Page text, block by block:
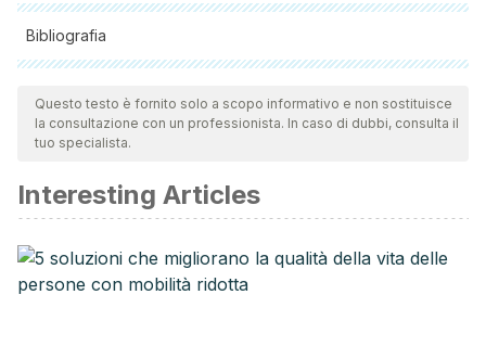
Bibliografia
Tutte le fonti citate sono state esaminate a fondo dal nostro
team per garantirne la qualità, l'affidabilità, l'attualità e la
validità. La bibliografia di questo articolo è stata considerata
Academía de Nutrición y Dietética de Estados Unidos.
(2019). “Negative-Calorie Foods” Still
Count.https://www.eatright.org/health/weight-loss/fad-
diets/negative-calorie-foods-still-count
Questo testo è fornito solo a scopo informativo e non sostituisce
la consultazione con un professionista. In caso di dubbi, consulta il
tuo specialista.
Interesting Articles